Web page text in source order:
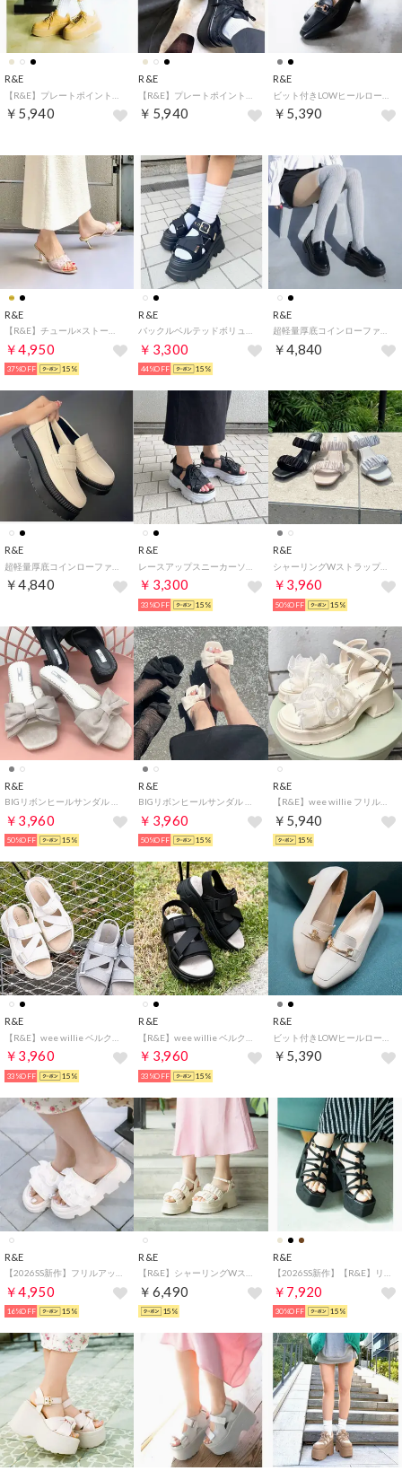
R&E
￥5,940
R&E
￥5,940
R&E
￥5,390
R&E
￥4,950
37%OFF 15%
R&E
￥3,300
44%OFF 15%
R&E
￥4,840
R&E
￥4,840
R&E
￥3,300
33%OFF 15%
R&E
シャーリングWストラップミュールサンダル （グレー）
￥3,960
50%OFF 15%
R&E
￥3,960
50%OFF 15%
R&E
￥3,960
50%OFF 15%
R&E
【R&E】wee willie フリルストラップモールドソールサンダル （アイボリー）
￥5,940
15%
R&E
￥3,960
33%OFF 15%
R&E
￥3,960
33%OFF 15%
R&E
￥5,390
R&E
￥4,950
16%OFF 15%
R&E
￥6,490
15%
R&E
￥7,920
30%OFF 15%